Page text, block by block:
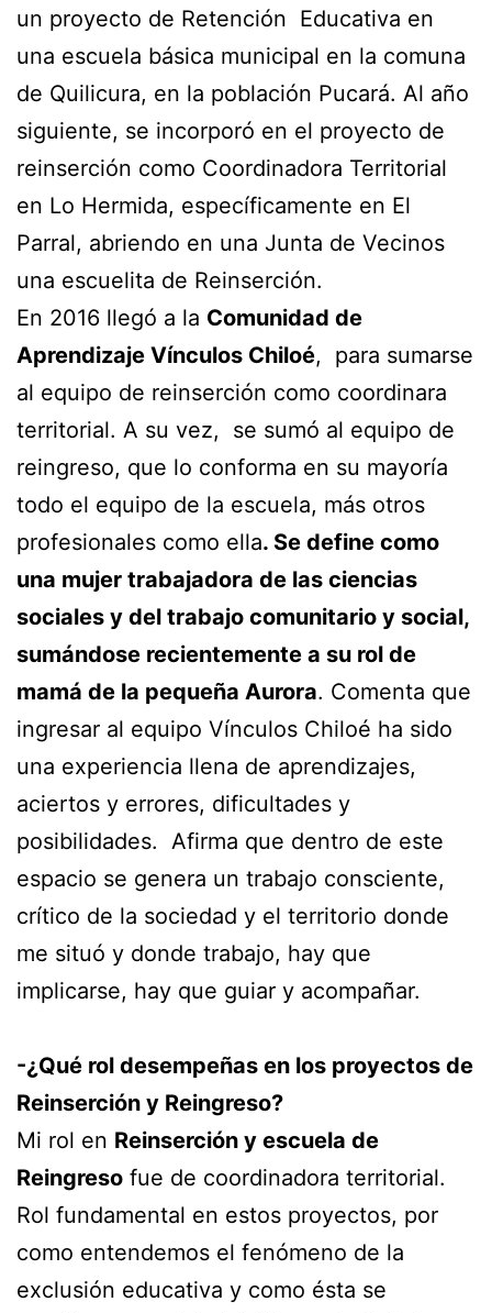
un proyecto de Retención Educativa en
una escuela básica municipal en la comuna
de Quilicura, en la población Pucará. Al año
siguiente, se incorporó en el proyecto de
reinserción como Coordinadora Territorial
en Lo Hermida, específicamente en El
Parral, abriendo en una Junta de Vecinos
una escuelita de Reinserción.
En 2016 llegó a la Comunidad de
Aprendizaje Vínculos Chiloé, para sumarse
al equipo de reinserción como coordinara
territorial. A su vez, se sumó al equipo de
reingreso, que lo conforma en su mayoría
todo el equipo de la escuela, más otros
profesionales como ella. Se define como
una mujer trabajadora de las ciencias
sociales y del trabajo comunitario y social,
sumándose recientemente a su rol de
mamá de la pequeña Aurora. Comenta que
ingresar al equipo Vínculos Chiloé ha sido
una experiencia llena de aprendizajes,
aciertos y errores, dificultades y
posibilidades. Afirma que dentro de este
espacio se genera un trabajo consciente,
crítico de la sociedad y el territorio donde
me situó y donde trabajo, hay que
implicarse, hay que guiar y acompañar.
-¿Qué rol desempeñas en los proyectos de
Reinserción y Reingreso?
Mi rol en Reinserción y escuela de
Reingreso fue de coordinadora territorial.
Rol fundamental en estos proyectos, por
como entendemos el fenómeno de la
exclusión educativa y como ésta se